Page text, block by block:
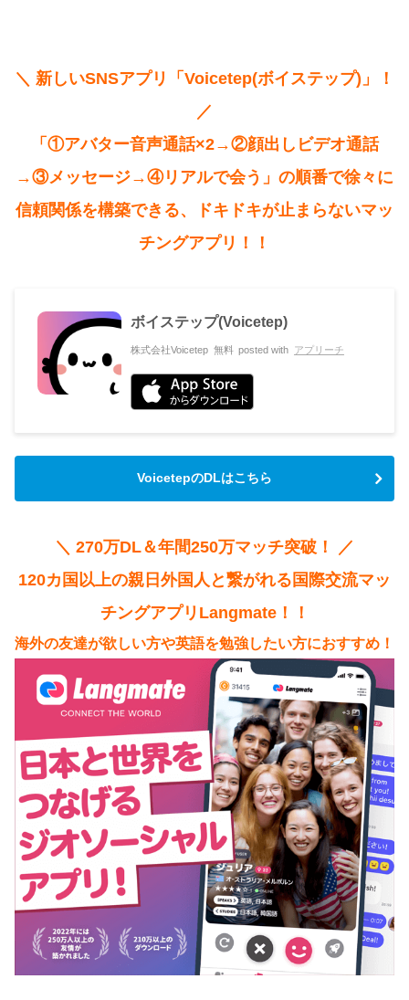
＼ 新しいSNSアプリ「Voicetep(ボイステップ)」！
／
「①アバター音声通話×2→②顔出しビデオ通話
→③メッセージ→④リアルで会う」の順番で徐々に
信頼関係を構築できる、ドキドキが止まらないマッ
チングアプリ！！
ボイステップ(Voicetep)
株式会社Voicetep 無料 posted with アプリーチ
VoicetepのDLはこちら
＼ 270万DL＆年間250万マッチ突破！ ／
120カ国以上の親日外国人と繋がれる国際交流マッ
チングアプリLangmate！！
海外の友達が欲しい方や英語を勉強したい方におすすめ！